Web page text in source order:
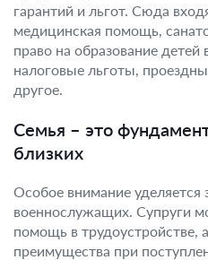
гарантий и льгот. Сюда
медицинская помощь,
право на образование
налоговые льготы,
другое.
Семья – это
близких
Особое внимание уделяется
военнослужащих. Супруги
помощь в трудоустройстве,
преимущества при